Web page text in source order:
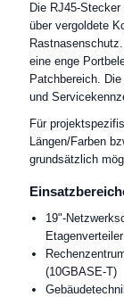
Die RJ45-
über vergoldete
eine enge
Patchbereich.
und
Für
Längen/Farben
grundsätzlich
19"-
Etagenverteiler
(10GBASE-T)